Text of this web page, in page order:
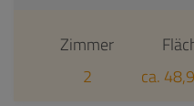
Zimmer
2
ca.